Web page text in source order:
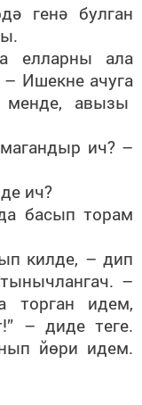
генә булган
елларны ала
Ишекне ачуга
менде, авызы
ич? –
ич?
басып торам
килде, – дип
–
торган идем,
– диде теге.
йөри идем.